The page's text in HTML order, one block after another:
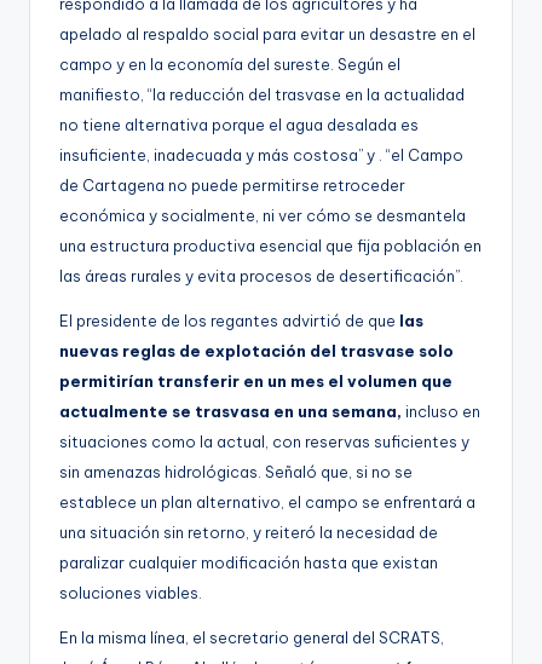
respondido a la llamada de los agricultores y ha
apelado al respaldo social para evitar un desastre en el
campo y en la economía del sureste. Según el
manifiesto, “la reducción del trasvase en la actualidad
no tiene alternativa porque el agua desalada es
insuficiente, inadecuada y más costosa” y . “el Campo
de Cartagena no puede permitirse retroceder
económica y socialmente, ni ver cómo se desmantela
una estructura productiva esencial que fija población en
las áreas rurales y evita procesos de desertificación”.
El presidente de los regantes advirtió de que las
nuevas reglas de explotación del trasvase solo
permitirían transferir en un mes el volumen que
actualmente se trasvasa en una semana, incluso en
situaciones como la actual, con reservas suficientes y
sin amenazas hidrológicas. Señaló que, si no se
establece un plan alternativo, el campo se enfrentará a
una situación sin retorno, y reiteró la necesidad de
paralizar cualquier modificación hasta que existan
soluciones viables.
En la misma línea, el secretario general del SCRATS,